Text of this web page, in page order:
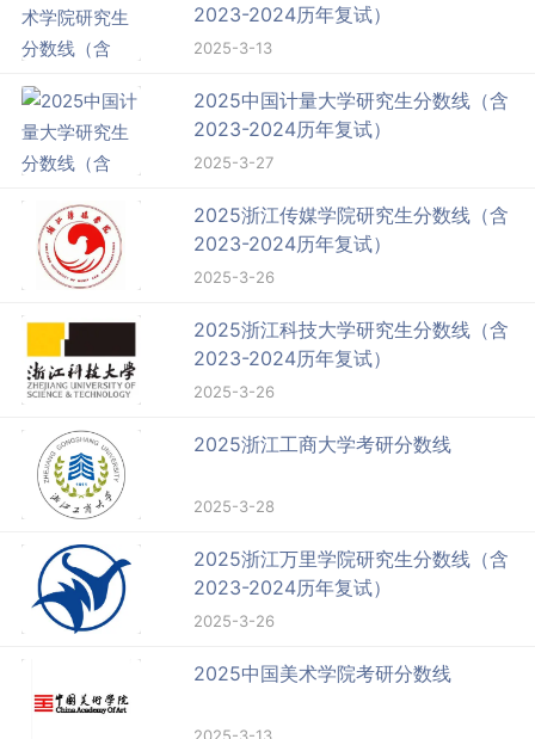
2023-2024历年复试）
2025-3-13
2025中国计量大学研究生分数线（含
2023-2024历年复试）
2025-3-27
2025浙江传媒学院研究生分数线（含
2023-2024历年复试）
2025-3-26
2025浙江科技大学研究生分数线（含
2023-2024历年复试）
2025-3-26
2025浙江工商大学考研分数线
2025-3-28
2025浙江万里学院研究生分数线（含
2023-2024历年复试）
2025-3-26
2025中国美术学院考研分数线